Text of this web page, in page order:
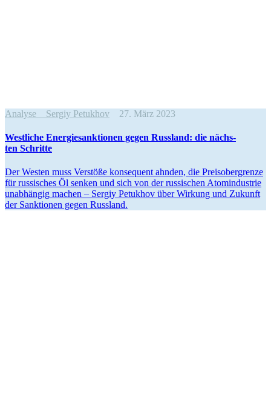
Analyse Sergiy Petukhov 27. März 2023
West­li­che Ener­gie­sank­tio­nen gegen Russ­land: die nächs­
ten Schritte
Der Westen muss Ver­stöße kon­se­quent ahnden, die Preis­ober­grenze
für rus­si­sches Öl senken und sich von der rus­si­schen Atom­in­dus­trie
unab­hän­gig machen – Sergiy Petuk­hov über Wirkung und Zukunft
der Sank­tio­nen gegen Russland.